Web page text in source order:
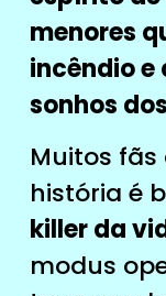
menores
incêndio e
sonhos
Muitos
história é
killer da
modus